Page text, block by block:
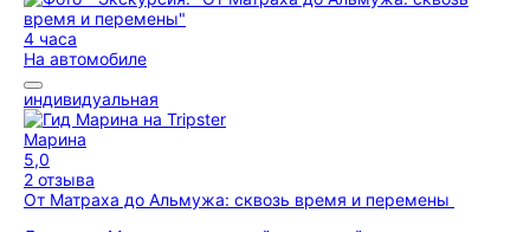
4 часа
На автомобиле
индивидуальная
Марина
5,0
2 отзыва
От Матраха до Альмужа: сквозь время и перемены